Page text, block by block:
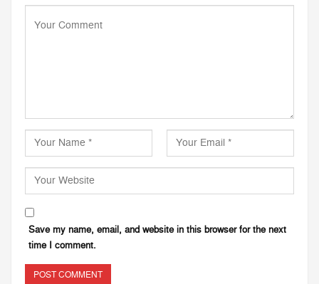
Save my name, email, and website in this browser for the next
time I comment.